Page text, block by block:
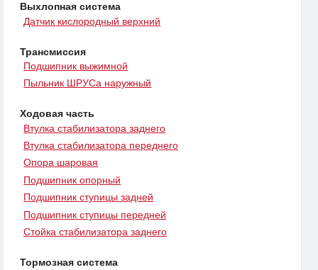
Выхлопная система
Датчик кислородный верхний
Трансмиссия
Подшипник выжимной
Пыльник ШРУСа наружный
Ходовая часть
Втулка стабилизатора заднего
Втулка стабилизатора переднего
Опора шаровая
Подшипник опорный
Подшипник ступицы задней
Подшипник ступицы передней
Стойка стабилизатора заднего
Тормозная система